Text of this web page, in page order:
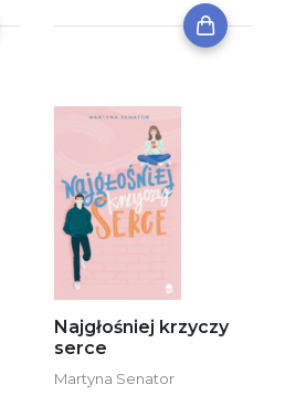
Najgłośniej krzyczy
serce
Martyna Senator